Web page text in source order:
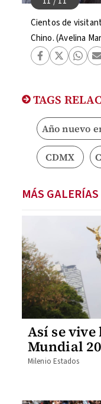
Cientos de
Chino. (Avelina
TAGS
Año nuevo
CDMX
MÁS GALERÍAS
Así se
Mundial
Milenio Estados